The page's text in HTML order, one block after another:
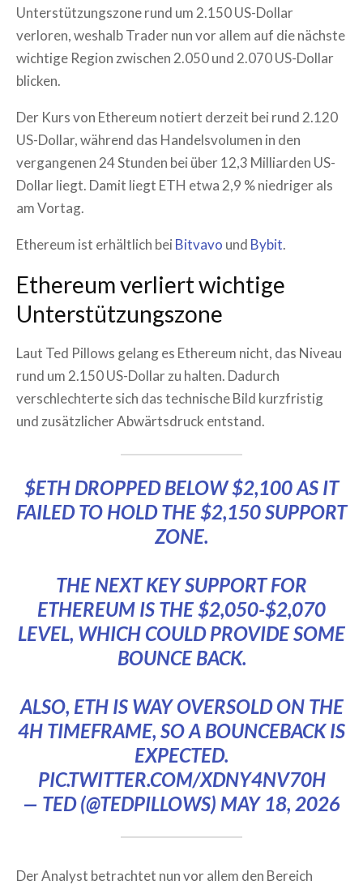
Unterstützungszone rund um 2.150 US-Dollar
verloren, weshalb Trader nun vor allem auf die nächste
wichtige Region zwischen 2.050 und 2.070 US-Dollar
blicken.
Der Kurs von Ethereum notiert derzeit bei rund 2.120
US-Dollar, während das Handelsvolumen in den
vergangenen 24 Stunden bei über 12,3 Milliarden US-
Dollar liegt. Damit liegt ETH etwa 2,9 % niedriger als
am Vortag.
Ethereum ist erhältlich bei Bitvavo und Bybit.
Ethereum verliert wichtige
Unterstützungszone
Laut Ted Pillows gelang es Ethereum nicht, das Niveau
rund um 2.150 US-Dollar zu halten. Dadurch
verschlechterte sich das technische Bild kurzfristig
und zusätzlicher Abwärtsdruck entstand.
$ETH DROPPED BELOW $2,100 AS IT
FAILED TO HOLD THE $2,150 SUPPORT
ZONE.
THE NEXT KEY SUPPORT FOR
ETHEREUM IS THE $2,050-$2,070
LEVEL, WHICH COULD PROVIDE SOME
BOUNCE BACK.
ALSO, ETH IS WAY OVERSOLD ON THE
4H TIMEFRAME, SO A BOUNCEBACK IS
EXPECTED.
PIC.TWITTER.COM/XDNY4NV70H
— TED (@TEDPILLOWS) MAY 18, 2026
Der Analyst betrachtet nun vor allem den Bereich